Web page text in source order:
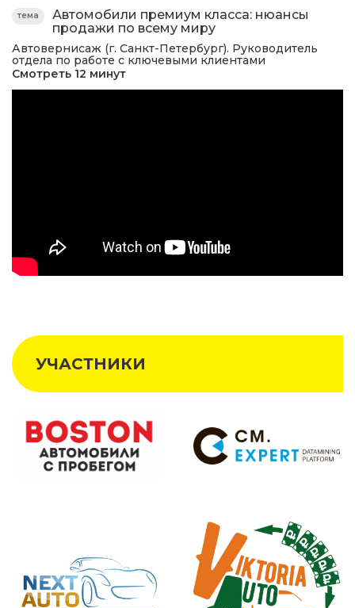
тема
Автомобили премиум класса: нюансы
продажи по всему миру
Автовернисаж (г. Санкт-Петербург). Руководитель
отдела по работе с ключевыми клиентами
Смотреть 12 минут
УЧАСТНИКИ